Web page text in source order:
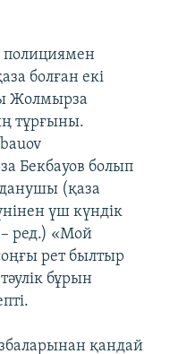
полициямен
болған екі
Жолмырза
тұрғыны.
Бекбауов болып
(қаза
үш күндік
ред.) «Мой
рет былтыр
бұрын
қандай